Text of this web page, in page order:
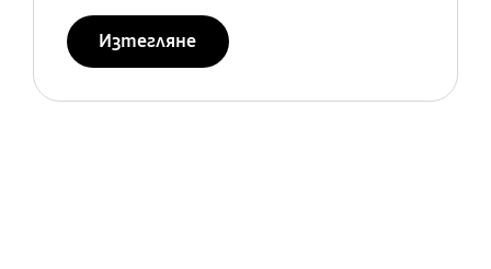
Изтегляне